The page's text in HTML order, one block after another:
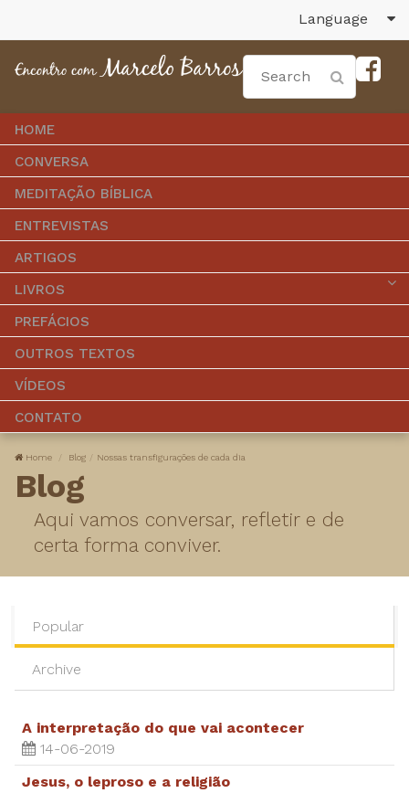
Language
HOME
CONVERSA
MEDITAÇÃO BÍBLICA
ENTREVISTAS
ARTIGOS
LIVROS
PREFÁCIOS
OUTROS TEXTOS
VÍDEOS
CONTATO
Home Blog Nossas transfigurações de cada dia
Blog
Aqui vamos conversar, refletir e de
certa forma conviver.
Popular
Archive
A interpretação do que vai acontecer
14-06-2019
Jesus, o leproso e a religião